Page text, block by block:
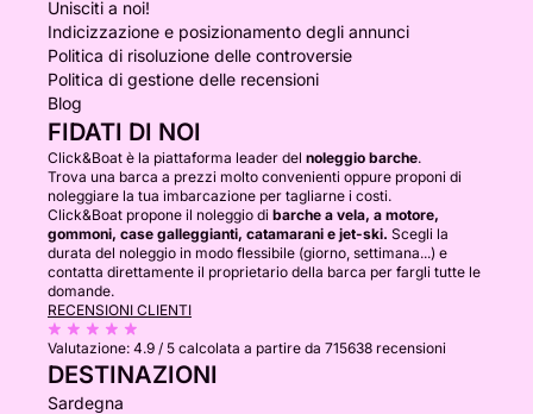
Unisciti a noi!
Indicizzazione e posizionamento degli annunci
Politica di risoluzione delle controversie
Politica di gestione delle recensioni
Blog
FIDATI DI NOI
Click&Boat è la piattaforma leader del noleggio barche.
Trova una barca a prezzi molto convenienti oppure proponi di
noleggiare la tua imbarcazione per tagliarne i costi.
Click&Boat propone il noleggio di barche a vela, a motore,
gommoni, case galleggianti, catamarani e jet-ski. Scegli la
durata del noleggio in modo flessibile (giorno, settimana...) e
contatta direttamente il proprietario della barca per fargli tutte le
domande.
RECENSIONI CLIENTI
Valutazione: 4.9 / 5 calcolata a partire da 715638 recensioni
DESTINAZIONI
Sardegna